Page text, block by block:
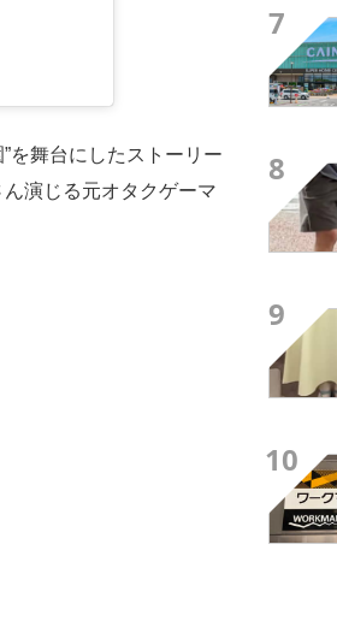
を舞台にしたストーリー
演じる元オタクゲーマ
7
8
9
10